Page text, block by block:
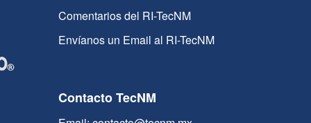
Comentarios del RI-TecNM
Envíanos un Email al RI-TecNM
Contacto TecNM